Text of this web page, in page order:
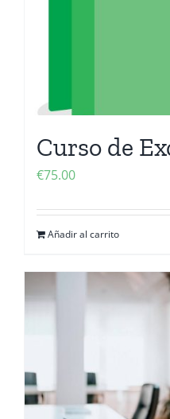
Curso de
€75.00
Añadir al carrito